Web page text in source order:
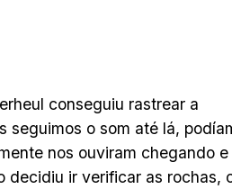
conseguiu rastrear a
seguimos o som até lá,
nos ouviram chegando e
decidiu ir verificar as rochas,